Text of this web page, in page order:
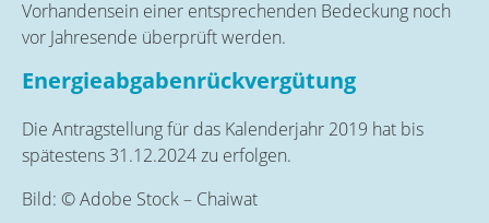
Vorhandensein einer entsprechenden Bedeckung noch
vor Jahresende überprüft werden.
Energieabgabenrückvergütung
Die Antragstellung für das Kalenderjahr 2019 hat bis
spätestens 31.12.2024 zu erfolgen.
Bild: © Adobe Stock – Chaiwat